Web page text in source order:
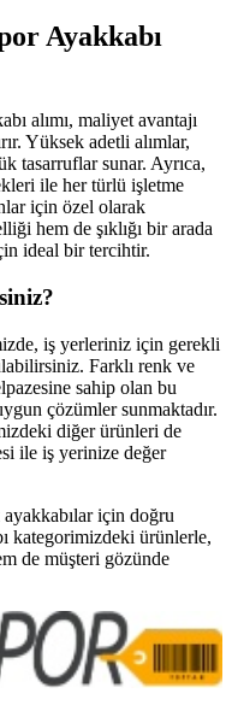
Ayakkabı
alımı, maliyet avantajı
Yüksek adetli alımlar,
tasarruflar sunar. Ayrıca,
ile her türlü işletme
için özel olarak
hem de şıklığı bir arada
ideal bir tercihtir.
iş yerleriniz için gerekli
Farklı renk ve
sahip olan bu
çözümler sunmaktadır.
diğer ürünleri de
ile iş yerinize değer
için doğru
kategorimizdeki ürünlerle,
de müşteri gözünde